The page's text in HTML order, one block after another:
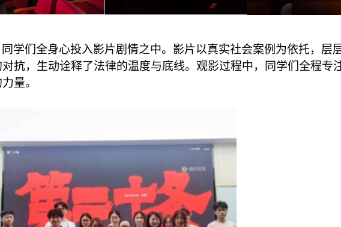
学们全身心投入影片剧情之中。影片以真实社会案例为依托，层
抗，生动诠释了法律的温度与底线。观影过程中，同学们全程专
力量。